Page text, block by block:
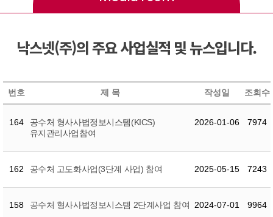
낙스넷(주)의 주요 사업실적 및 뉴스입니다.
번호 제 목 작성일 조회수
164
공수처 형사사법정보시스템(KICS)
유지관리사업참여
2026-01-06 7974
162 공수처 고도화사업(3단계 사업) 참여 2025-05-15 7243
158 공수처 형사사법정보시스템 2단계사업 참여 2024-07-01 9964